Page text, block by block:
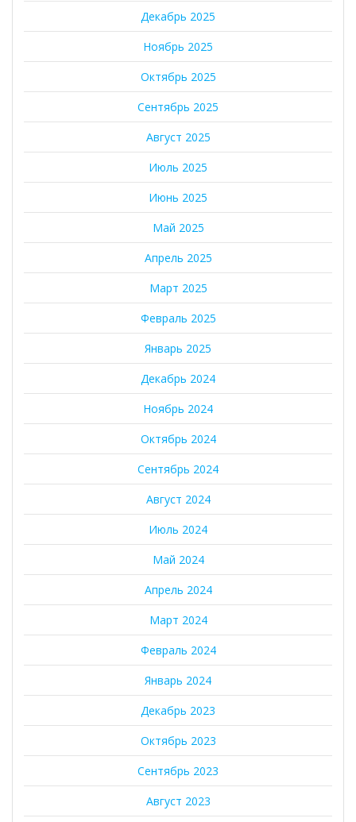
Декабрь 2025
Ноябрь 2025
Октябрь 2025
Сентябрь 2025
Август 2025
Июль 2025
Июнь 2025
Май 2025
Апрель 2025
Март 2025
Февраль 2025
Январь 2025
Декабрь 2024
Ноябрь 2024
Октябрь 2024
Сентябрь 2024
Август 2024
Июль 2024
Май 2024
Апрель 2024
Март 2024
Февраль 2024
Январь 2024
Декабрь 2023
Октябрь 2023
Сентябрь 2023
Август 2023